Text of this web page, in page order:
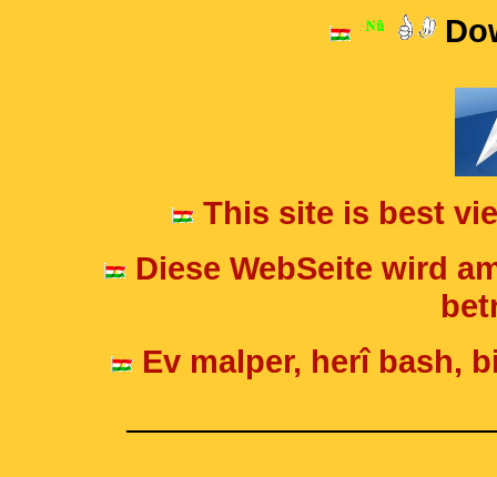
This site is best
Diese WebSeite wird
Ev malper, herî bash,